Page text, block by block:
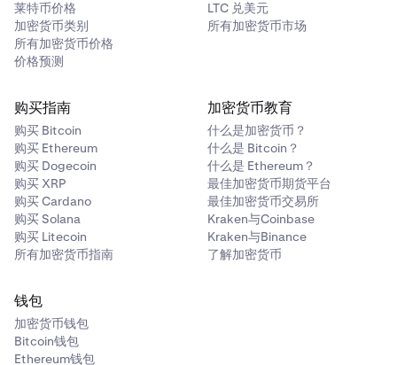
莱特币价格
加密货币类别
所有加密货币价格
价格预测
LTC 兑美元
所有加密货币市场
购买指南
购买 Bitcoin
购买 Ethereum
购买 Dogecoin
购买 XRP
购买 Cardano
购买 Solana
购买 Litecoin
所有加密货币指南
加密货币教育
什么是加密货币？
什么是 Bitcoin？
什么是 Ethereum？
最佳加密货币期货平台
最佳加密货币交易所
Kraken与Coinbase
Kraken与Binance
了解加密货币
钱包
加密货币钱包
Bitcoin钱包
Ethereum钱包